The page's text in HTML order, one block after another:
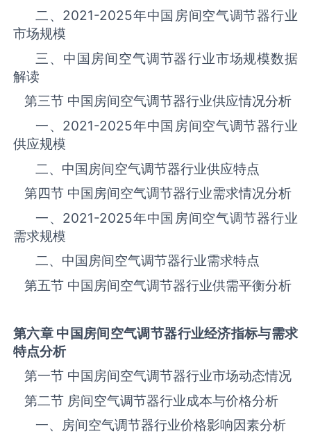
二、 2021-2025年中国‌房间空气调节器‌‌‌‌行业
市场规模
三、中国‌房间空气调节器‌行业市场规模数据
解读
第三节 中国‌房间空气调节器‌‌‌‌行业供应情况分析
一、 2021-2025年中国‌房间空气调节器‌‌‌‌行业
供应规模
二、中国‌房间空气调节器‌‌‌‌行业供应特点
第四节 中国‌房间空气调节器‌‌‌‌行业需求情况分析
一、 2021-2025年中国‌房间空气调节器‌‌‌‌行业
需求规模
二、中国‌房间空气调节器‌‌‌‌行业需求特点
第五节 中国‌房间空气调节器‌‌‌‌行业供需平衡分析
第六章 中国房间空气调节器行业经济指标与需求
特点分析
第一节 中国‌房间空气调节器‌‌‌‌行业市场动态情况
第二节 ‌房间空气调节器‌‌‌‌行业成本与价格分析
一、‌房间空气调节器‌行业价格影响因素分析